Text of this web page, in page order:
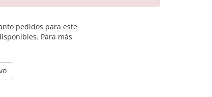
pedidos para este
Para más